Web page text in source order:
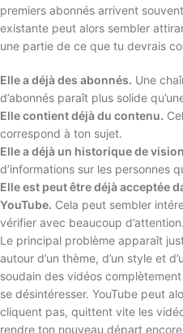
premiers abonnés arrivent
existante peut alors sembler
une partie de ce que tu devrais
Elle a déjà des abonnés. Une
d’abonnés paraît plus solide
Elle contient déjà du contenu.
correspond à ton sujet.
Elle a déjà un historique de
d’informations sur les personnes
Elle est peut être déjà acceptée
YouTube. Cela peut sembler
vérifier avec beaucoup d’attention.
Le principal problème apparaît
autour d’un thème, d’un style et
soudain des vidéos
se désintéresser. YouTube peut
cliquent pas, quittent vite les
rendre ton nouveau départ